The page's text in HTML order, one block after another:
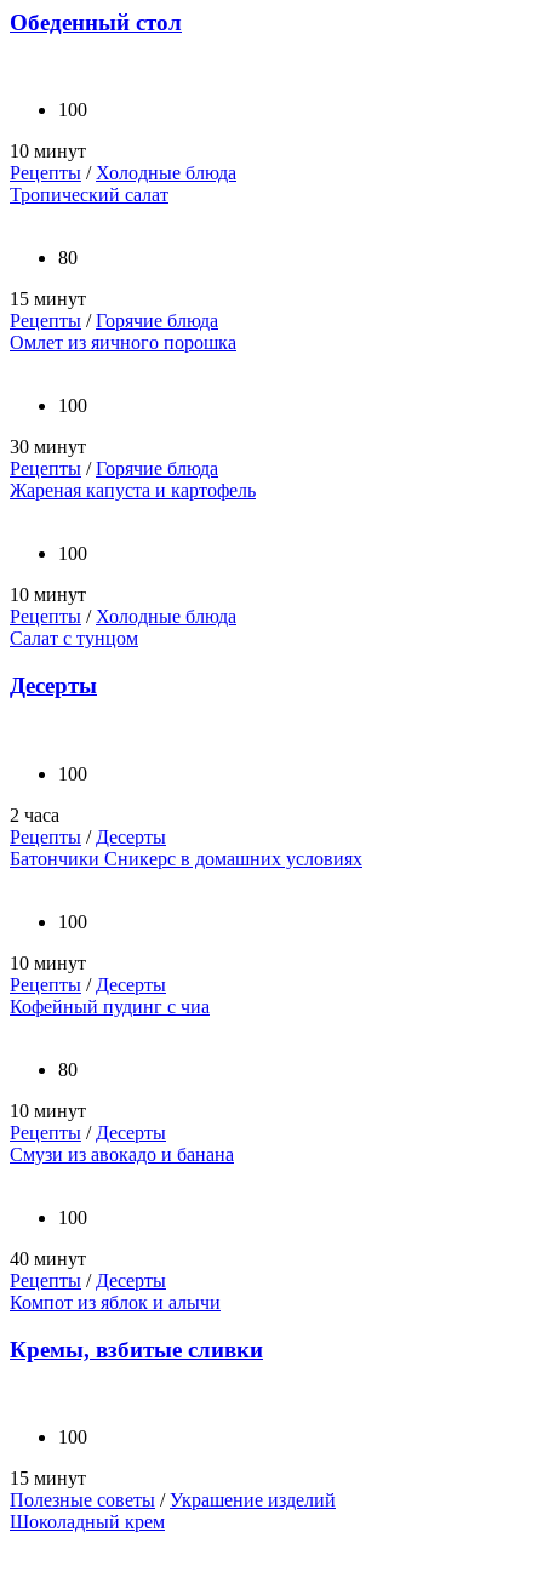
Обеденный стол
100
10 минут
Рецепты /Холодные блюда
Тропический салат
80
15 минут
Рецепты /Горячие блюда
Омлет из яичного порошка
100
30 минут
Рецепты /Горячие блюда
Жареная капуста и картофель
100
10 минут
Рецепты /Холодные блюда
Салат с тунцом
Десерты
100
2 часа
Рецепты / Десерты
Батончики Сникерс в домашних условиях
100
10 минут
Рецепты / Десерты
Кофейный пудинг с чиа
80
10 минут
Рецепты / Десерты
Смузи из авокадо и банана
100
40 минут
Рецепты / Десерты
Компот из яблок и алычи
Кремы, взбитые сливки
100
15 минут
Полезные советы /Украшение изделий
Шоколадный крем